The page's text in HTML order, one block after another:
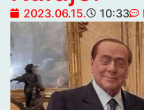
2023.06.15. 10:33